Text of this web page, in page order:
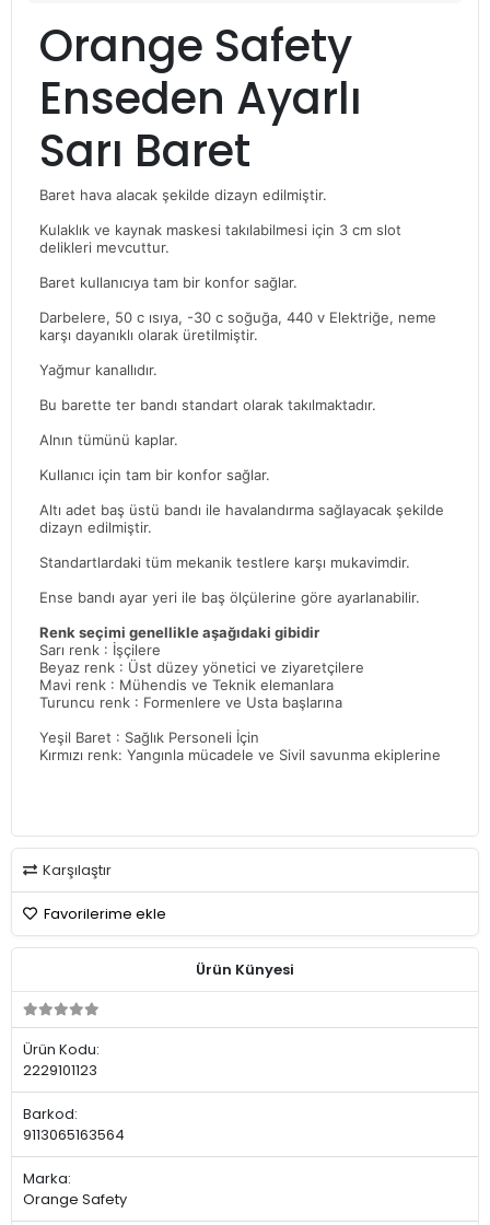
Orange Safety
Enseden Ayarlı
Sarı Baret
Baret hava alacak şekilde dizayn edilmiştir.
Kulaklık ve kaynak maskesi takılabilmesi için 3 cm slot
delikleri mevcuttur.
Baret kullanıcıya tam bir konfor sağlar.
Darbelere, 50 c ısıya, -30 c soğuğa, 440 v Elektriğe, neme
karşı dayanıklı olarak üretilmiştir.
Yağmur kanallıdır.
Bu barette ter bandı standart olarak takılmaktadır.
Alnın tümünü kaplar.
Kullanıcı için tam bir konfor sağlar.
Altı adet baş üstü bandı ile havalandırma sağlayacak şekilde
dizayn edilmiştir.
Standartlardaki tüm mekanik testlere karşı mukavimdir.
Ense bandı ayar yeri ile baş ölçülerine göre ayarlanabilir.
Renk seçimi genellikle aşağıdaki gibidir
Sarı renk : İşçilere
Beyaz renk : Üst düzey yönetici ve ziyaretçilere
Mavi renk : Mühendis ve Teknik elemanlara
Turuncu renk : Formenlere ve Usta başlarına
Yeşil Baret : Sağlık Personeli İçin
Kırmızı renk: Yangınla mücadele ve Sivil savunma ekiplerine
Karşılaştır
Favorilerime ekle
Ürün Künyesi
Ürün Kodu:
2229101123
Barkod:
9113065163564
Marka:
Orange Safety